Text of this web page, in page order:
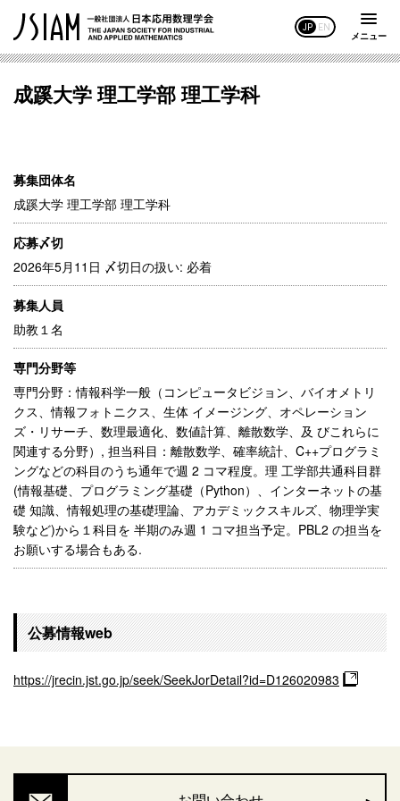
JP EN
メニュー
成蹊大学 理工学部 理工学科
募集団体名
成蹊大学 理工学部 理工学科
応募〆切
2026年5月11日 〆切日の扱い: 必着
募集人員
助教１名
専門分野等
専門分野：情報科学一般（コンピュータビジョン、バイオメトリ
クス、情報フォトニクス、生体 イメージング、オペレーション
ズ・リサーチ、数理最適化、数値計算、離散数学、及 びこれらに
関連する分野）, 担当科目：離散数学、確率統計、C++プログラミ
ングなどの科目のうち通年で週 2 コマ程度。理 工学部共通科目群
(情報基礎、プログラミング基礎（Python）、インターネットの基
礎 知識、情報処理の基礎理論、アカデミックスキルズ、物理学実
験など)から１科目を 半期のみ週 1 コマ担当予定。PBL2 の担当を
お願いする場合もある.
公募情報web
https://jrecin.jst.go.jp/seek/SeekJorDetail?id=D126020983